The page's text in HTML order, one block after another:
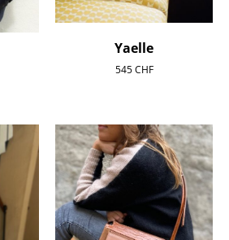
Yaelle
545CHF